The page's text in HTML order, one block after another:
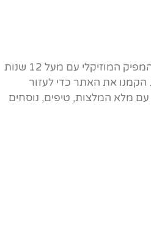
אתר הבית של ברכות הכלה - כל מה שצריך לדעת במקום אחד! לירון המפיק המוזיקלי עם מעל 12 שנות
הקמנו את האתר כדי לעזור
מלא המלצות, טיפים, נוסחים